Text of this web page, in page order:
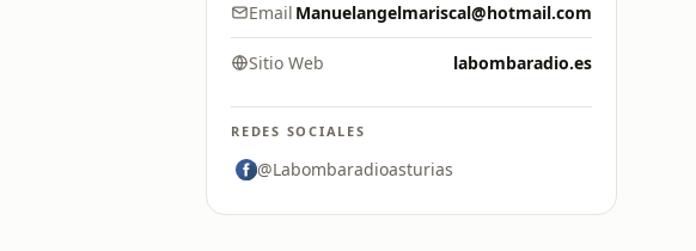
Email Manuelangelmariscal@hotmail.com
Sitio Web labombaradio.es
REDES SOCIALES
@Labombaradioasturias